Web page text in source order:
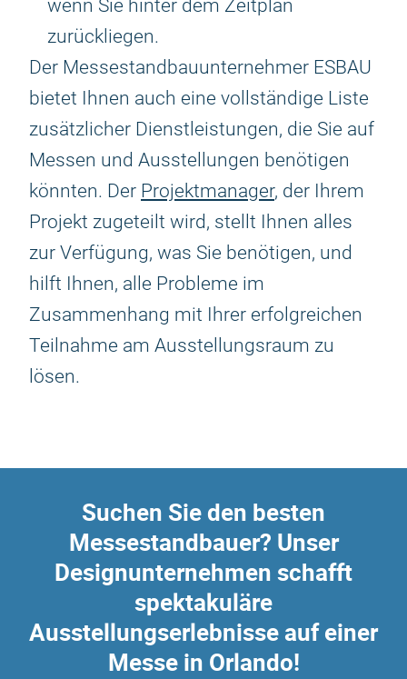
wenn Sie hinter dem Zeitplan
zurückliegen.
Der Messestandbauunternehmer ESBAU
bietet Ihnen auch eine vollständige Liste
zusätzlicher Dienstleistungen, die Sie auf
Messen und Ausstellungen benötigen
könnten. Der Projektmanager, der Ihrem
Projekt zugeteilt wird, stellt Ihnen alles
zur Verfügung, was Sie benötigen, und
hilft Ihnen, alle Probleme im
Zusammenhang mit Ihrer erfolgreichen
Teilnahme am Ausstellungsraum zu
lösen.
Suchen Sie den besten
Messestandbauer? Unser
Designunternehmen schafft
spektakuläre
Ausstellungserlebnisse auf einer
Messe in Orlando!